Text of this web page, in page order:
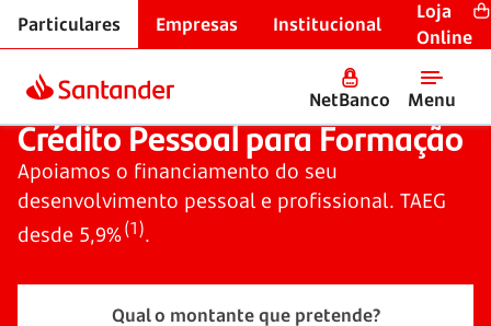
Particulares Empresas Institucional
Loja
Online
NetBanco Menu
Crédito Pessoal
Crédito Pessoal para Formação
Crédito Pessoal para Formação
Apoiamos o financiamento do seu
desenvolvimento pessoal e profissional. TAEG
desde 5,9%(1).
Qual o montante que pretende?